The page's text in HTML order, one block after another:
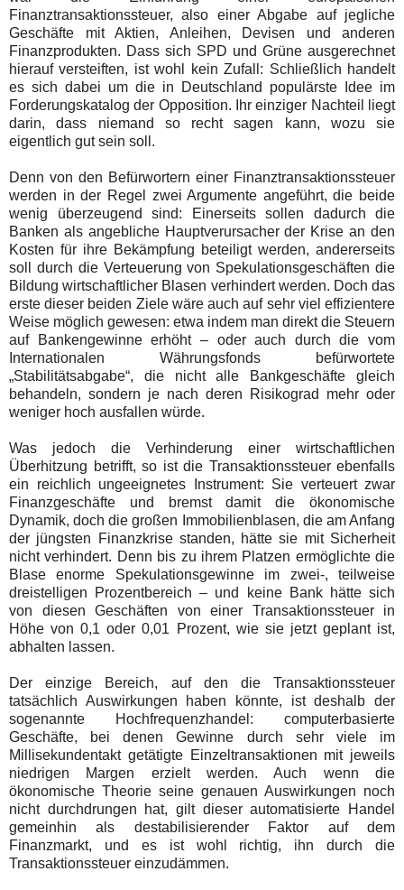
Finanztransaktionssteuer, also einer Abgabe auf jegliche
Geschäfte mit Aktien, Anleihen, Devisen und anderen
Finanzprodukten. Dass sich SPD und Grüne ausgerechnet
hierauf versteiften, ist wohl kein Zufall: Schließlich handelt
es sich dabei um die in Deutschland populärste Idee im
Forderungskatalog der Opposition. Ihr einziger Nachteil liegt
darin, dass niemand so recht sagen kann, wozu sie
eigentlich gut sein soll.
Denn von den Befürwortern einer Finanztransaktionssteuer
werden in der Regel zwei Argumente angeführt, die beide
wenig überzeugend sind: Einerseits sollen dadurch die
Banken als angebliche Hauptverursacher der Krise an den
Kosten für ihre Bekämpfung beteiligt werden, andererseits
soll durch die Verteuerung von Spekulationsgeschäften die
Bildung wirtschaftlicher Blasen verhindert werden. Doch das
erste dieser beiden Ziele wäre auch auf sehr viel effizientere
Weise möglich gewesen: etwa indem man direkt die Steuern
auf Bankengewinne erhöht – oder auch durch die vom
Internationalen Währungsfonds befürwortete
„Stabilitätsabgabe“, die nicht alle Bankgeschäfte gleich
behandeln, sondern je nach deren Risikograd mehr oder
weniger hoch ausfallen würde.
Was jedoch die Verhinderung einer wirtschaftlichen
Überhitzung betrifft, so ist die Transaktionssteuer ebenfalls
ein reichlich ungeeignetes Instrument: Sie verteuert zwar
Finanzgeschäfte und bremst damit die ökonomische
Dynamik, doch die großen Immobilienblasen, die am Anfang
der jüngsten Finanzkrise standen, hätte sie mit Sicherheit
nicht verhindert. Denn bis zu ihrem Platzen ermöglichte die
Blase enorme Spekulationsgewinne im zwei-, teilweise
dreistelligen Prozentbereich – und keine Bank hätte sich
von diesen Geschäften von einer Transaktionssteuer in
Höhe von 0,1 oder 0,01 Prozent, wie sie jetzt geplant ist,
abhalten lassen.
Der einzige Bereich, auf den die Transaktionssteuer
tatsächlich Auswirkungen haben könnte, ist deshalb der
sogenannte
Hochfrequenzhandel : computerbasierte
Geschäfte, bei denen Gewinne durch sehr viele im
Millisekundentakt getätigte Einzeltransaktionen mit jeweils
niedrigen Margen erzielt werden. Auch wenn die
ökonomische Theorie seine genauen Auswirkungen noch
nicht durchdrungen hat, gilt dieser automatisierte Handel
gemeinhin als destabilisierender Faktor auf dem
Finanzmarkt, und es ist wohl richtig, ihn durch die
Transaktionssteuer einzudämmen.